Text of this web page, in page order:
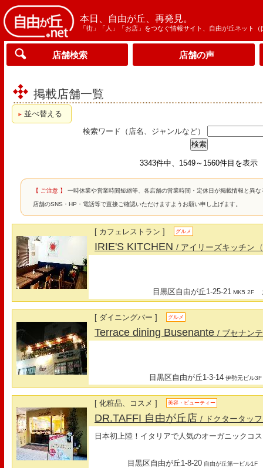
本日、自由が丘、再発見。
「街」「人」「お店」をつなぐ情報サイト、自由が丘ネット（
店舗検索 店舗の声
掲載店舗一覧
並べ替える
検索ワード（店名、ジャンルなど）
3343件中、1549～1560件目を表示
【 ご注意 】 一時休業や営業時間短縮等、各店舗の営業時間・定休日が掲載情報と異
店舗のSNS・HP・電話等で直接ご確認いただけますようお願い申し上げます。
[ カフェレストラン ] グルメ
IRIE'S KITCHEN/ アイリーズキッチン
目黒区自由が丘1-25-21 MK5 2F
[ ダイニングバー ] グルメ
Terrace dining Busenante/ ブセナンテ
目黒区自由が丘1-3-14 伊勢元ビル3F
[ 化粧品、コスメ ] 美容・ビューティー
DR.TAFFI 自由が丘店/ ドクタータッ
日本初上陸！イタリアで人気のオーガニックコ
目黒区自由が丘1-8-20 自由が丘第一ビル1F